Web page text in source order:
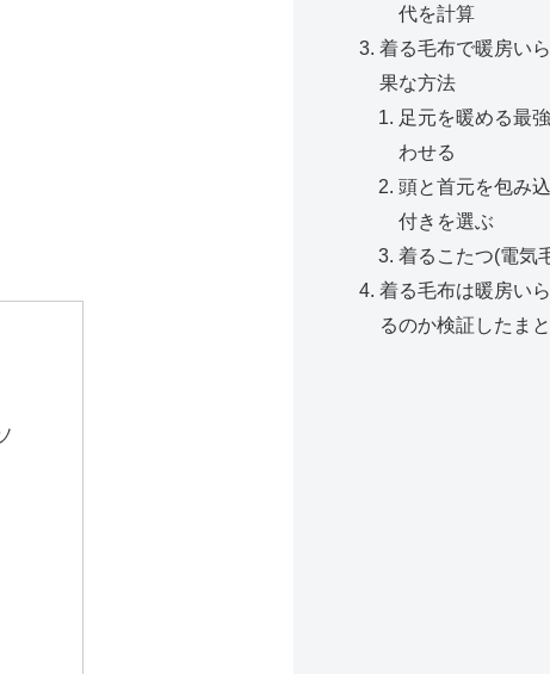
代を計算
着る毛布で暖房い
果な方法
足元を暖める最
わせる
頭と首元を包み
付きを選ぶ
着るこたつ(電気
着る毛布は暖房い
るのか検証したま